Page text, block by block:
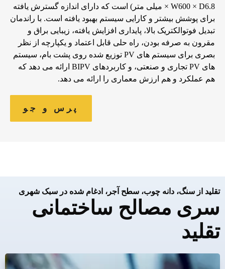
× W600 × D6.8 میلی متر) است که دارای اندازه گسترش یافته
برای پوشش بیشتر و کارایی سیستم بهبود یافته است. با راندمان
تبدیل فوتوالکتریک بالا، پایداری افزایش یافته، زیبایی براق و
مقرون به صرفه بودن، راه حلی قابل اعتماد و یکپارچه از نظر
بصری برای سیستم های PV توزیع شده روی پشت بام، سیستم
های PV تجاری و صنعتی، و کاربردهای BIPV ارائه می دهد که
هم عملکرد و هم ارزش معماری را ارائه می دهد.
پرس و جو
تقلید از سنگ، دانه چوب، سطح آجر، ادغام شده در سبک شهری
سری مصالح ساختمانی
تقلید